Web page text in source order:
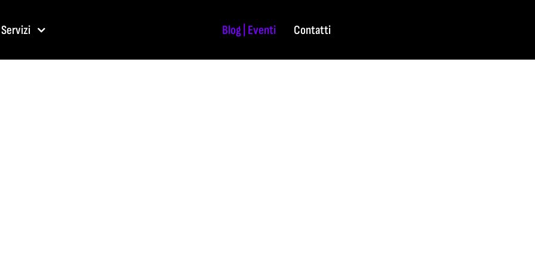
Servizi Blog | Eventi Contatti